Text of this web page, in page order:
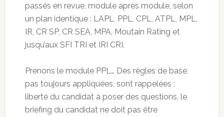
passés en revue, module après module, selon
un plan identique : LAPL, PPL, CPL, ATPL, MPL,
IR, CR SP, CR SEA, MPA, Moutain Rating et
jusqu’aux SFI TRI et IRI CRI.
Prenons le module PPL… Des règles de base,
pas toujours appliquées, sont rappelées :
liberté du candidat à poser des questions, le
briefing du candidat ne doit pas être